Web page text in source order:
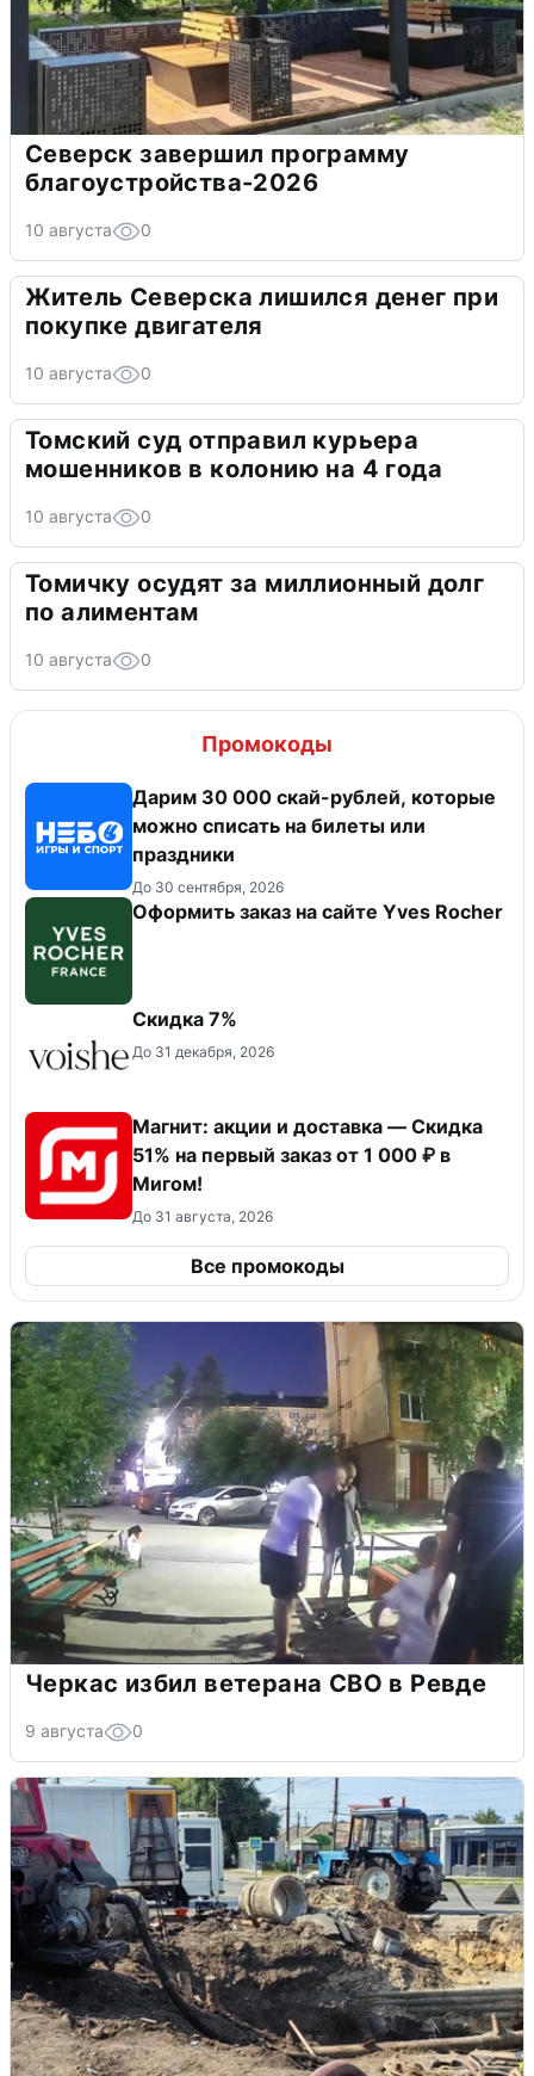
Северск завершил программу
благоустройства-2026
10 августа 0
Житель Северска лишился денег при
покупке двигателя
10 августа 0
Томский суд отправил курьера
мошенников в колонию на 4 года
10 августа 0
Томичку осудят за миллионный долг
по алиментам
10 августа 0
Промокоды
Дарим 30 000 скай-рублей, которые
можно списать на билеты или
праздники
До 30 сентября, 2026
Оформить заказ на сайте Yves Rocher
​Скидка 7%
До 31 декабря, 2026
Магнит: акции и доставка — Скидка
51% на первый заказ от 1 000 ₽ в
Мигом!
До 31 августа, 2026
Все промокоды
Черкас избил ветерана СВО в Ревде
9 августа 0